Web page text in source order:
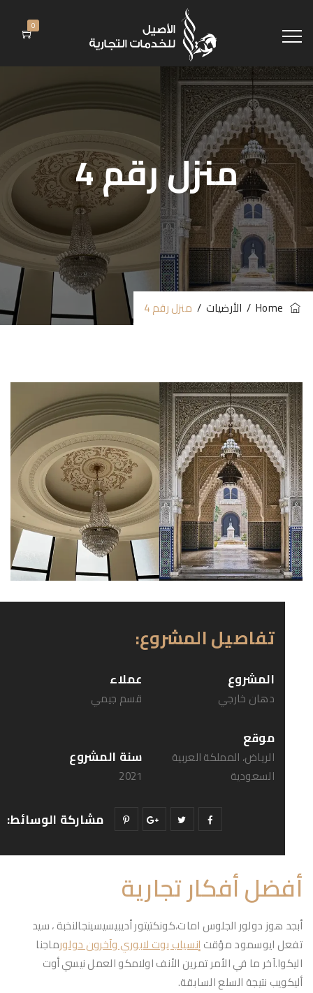
0
منزل رقم 4
/ الأرضيات / منزل رقم 4
تفاصيل المشروع:
المشروع
دهان خارجي
عملاء
قسم جيمي
موقع
الرياض، المملكة العربية
السعودية
سنة المشروع
2021
مشاركة الوسائط:
أفضل أفكار تجارية
أبجد هوز دولور الجلوس امات،كونكتيتور أديبيسيسينجالنخبة ، سيد
تفعل ايوسمود مؤقتإنسياب يوت لابوري وآخرون دولورماجنا
اليكوا.آخر ما في الأمر تمرين الأنف اولامكو العمل نيسي أوت
أليكويب نتيجة السلع السابقة.